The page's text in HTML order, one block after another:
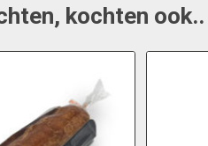
kochten ook..